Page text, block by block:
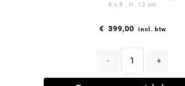
8 x 8 , H. 12 cm
€ 399,00 incl. btw
- +